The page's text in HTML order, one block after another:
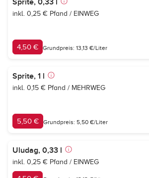
Sprite, 0,33 l
inkl. 0,25 € Pfand / EINWEG
4,50 € Grundpreis: 13,13 €/Liter
Sprite, 1 l
inkl. 0,15 € Pfand / MEHRWEG
5,50 € Grundpreis: 5,50 €/Liter
Uludag, 0,33 l
inkl. 0,25 € Pfand / EINWEG